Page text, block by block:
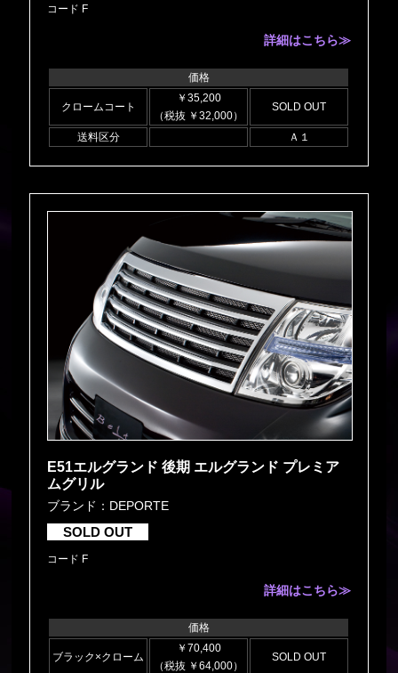
コード F
詳細はこちら≫
価格
クロームコート
￥35,200
（税抜 ￥32,000）
SOLD OUT
送料区分 Ａ１
E51エルグランド 後期 エルグランド プレミア
ムグリル
ブランド：DEPORTE
SOLD OUT
コード F
詳細はこちら≫
価格
ブラック×クローム
￥70,400
（税抜 ￥64,000）
SOLD OUT